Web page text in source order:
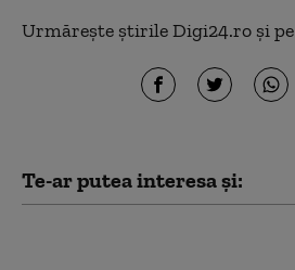
Urmărește știrile Digi24.ro și pe
Te-ar putea interesa și: